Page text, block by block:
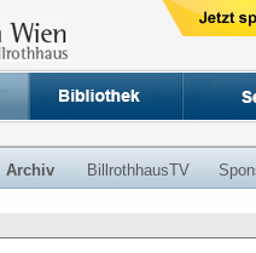
Archiv BillrothhausTV